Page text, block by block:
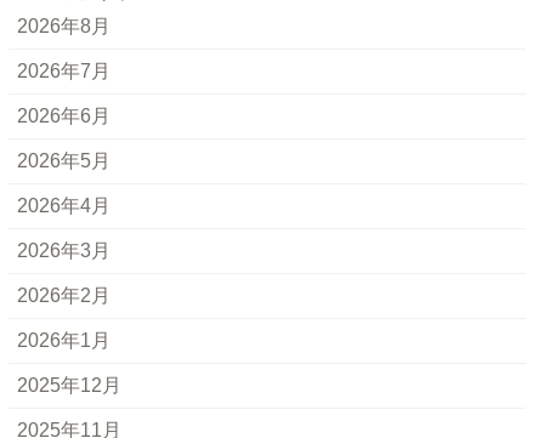
2026年8月
2026年7月
2026年6月
2026年5月
2026年4月
2026年3月
2026年2月
2026年1月
2025年12月
2025年11月